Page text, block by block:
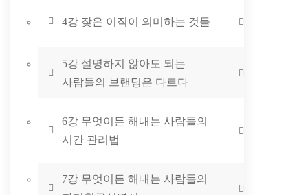
4강 잦은 이직이 의미하는 것들
5강 설명하지 않아도 되는
사람들의 브랜딩은 다르다
6강 무엇이든 해내는 사람들의
시간 관리법
7강 무엇이든 해내는 사람들의